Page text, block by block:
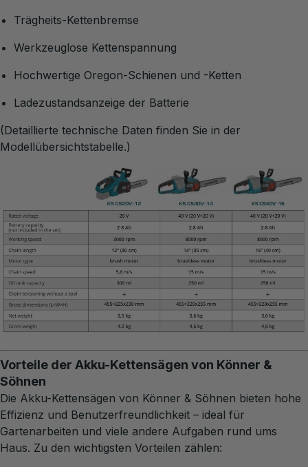
Trägheits-Kettenbremse
Werkzeuglose Kettenspannung
Hochwertige Oregon-Schienen und -Ketten
Ladezustandsanzeige der Batterie
(Detaillierte technische Daten finden Sie in der
Modellübersichtstabelle.)
Vorteile der Akku-Kettensägen von Könner &
Söhnen
Die Akku-Kettensägen von Könner & Söhnen bieten hohe
Effizienz und Benutzerfreundlichkeit – ideal für
Gartenarbeiten und viele andere Aufgaben rund ums
Haus. Zu den wichtigsten Vorteilen zählen: